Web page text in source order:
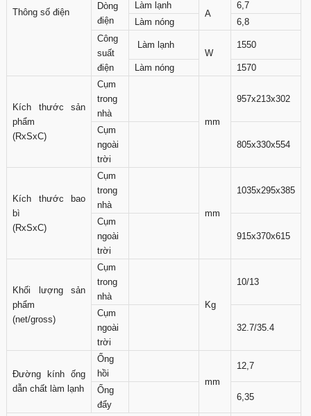
Thông số điện
Dòng
điện
Làm lạnh
A
6,7
Làm nóng
6,8
Công
suất
điện
Làm lạnh
W
1550
Làm nóng 1570
Kích thước sản
phẩm
(RxSxC)
Cụm
trong
nhà
mm
957x213x302
Cụm
ngoài
trời
805x330x554
Kích thước bao
bì
(RxSxC)
Cụm
trong
nhà
mm
1035x295x385
Cụm
ngoài
trời
915x370x615
Khối lượng sản
phẩm
(net/gross)
Cụm
trong
nhà
Kg
10/13
Cụm
ngoài
trời
32.7/35.4
Đường kính ống
dẫn chất làm lạnh
Ống
hồi
mm
12,7
Ống
đẩy
6,35